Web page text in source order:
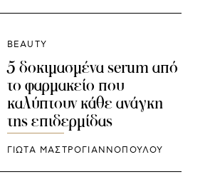
BEAUTY
5 δοκιμασμένα serum από
το φαρμακείο που
καλύπτουν κάθε ανάγκη
της επιδερμίδας
ΓΙΩΤΑ ΜΑΣΤΡΟΓΙΑΝΝΟΠΟΥΛΟΥ